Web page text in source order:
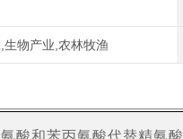
生物产业,农林牧渔
酸和苯丙氨酸代替精氨